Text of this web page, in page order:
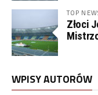
TOP
Złoci
WPISY AUTORÓW